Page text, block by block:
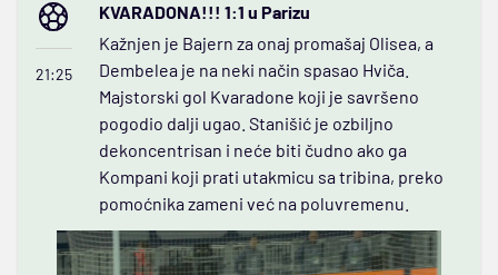
21:25
KVARADONA!!! 1:1 u Parizu
Kažnjen je Bajern za onaj promašaj Olisea, a
Dembelea je na neki način spasao Hviča.
Majstorski gol Kvaradone koji je savršeno
pogodio dalji ugao. Stanišić je ozbiljno
dekoncentrisan i neće biti čudno ako ga
Kompani koji prati utakmicu sa tribina, preko
pomoćnika zameni već na poluvremenu.